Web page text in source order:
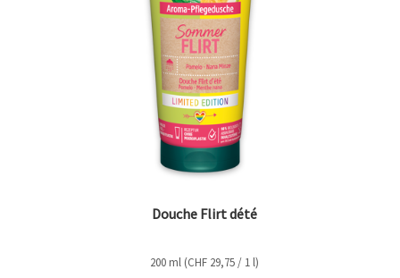
Douche Flirt dété
200 ml (CHF 29,75 / 1 l)